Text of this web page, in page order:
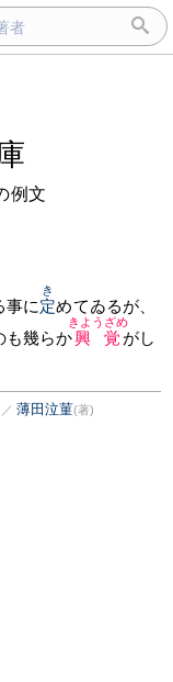
例文
事に定
き
めてゐるが、
も幾らか興覚
きようざめ
がし
／ 薄田泣菫(著)